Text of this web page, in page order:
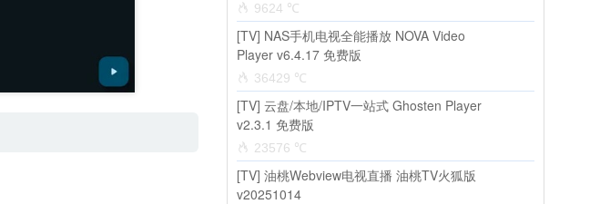
9624 ℃
[TV] NAS手机电视全能播放 NOVA Video
Player v6.4.17 免费版
36429 ℃
[TV] 云盘/本地/IPTV一站式 Ghosten Player
v2.3.1 免费版
23576 ℃
[TV] 油桃Webview电视直播 油桃TV火狐版
v20251014